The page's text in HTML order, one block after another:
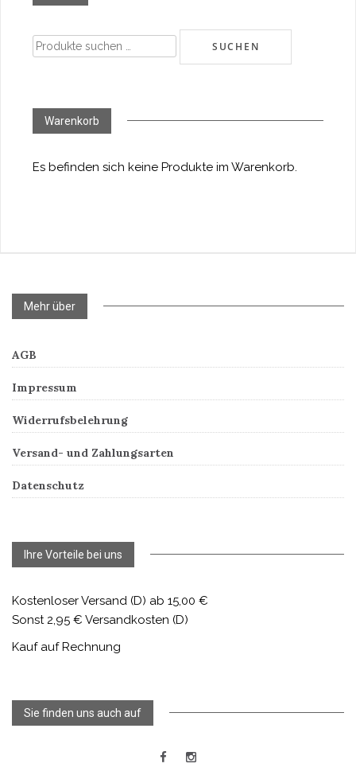
Suchen
nach:
SUCHEN
Warenkorb
Es befinden sich keine Produkte im Warenkorb.
Mehr über
AGB
Impressum
Widerrufsbelehrung
Versand- und Zahlungsarten
Datenschutz
Ihre Vorteile bei uns
Kostenloser Versand (D) ab 15,00 €
Sonst 2,95 € Versandkosten (D)
Kauf auf Rechnung
Sie finden uns auch auf